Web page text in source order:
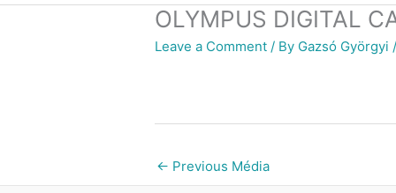
OLYMPUS DIGITAL
Leave a Comment / By Gazsó Györgyi /
← Previous Média